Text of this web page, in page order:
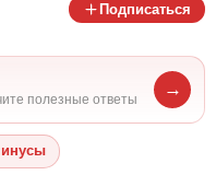
Подписаться
полезные ответы
→